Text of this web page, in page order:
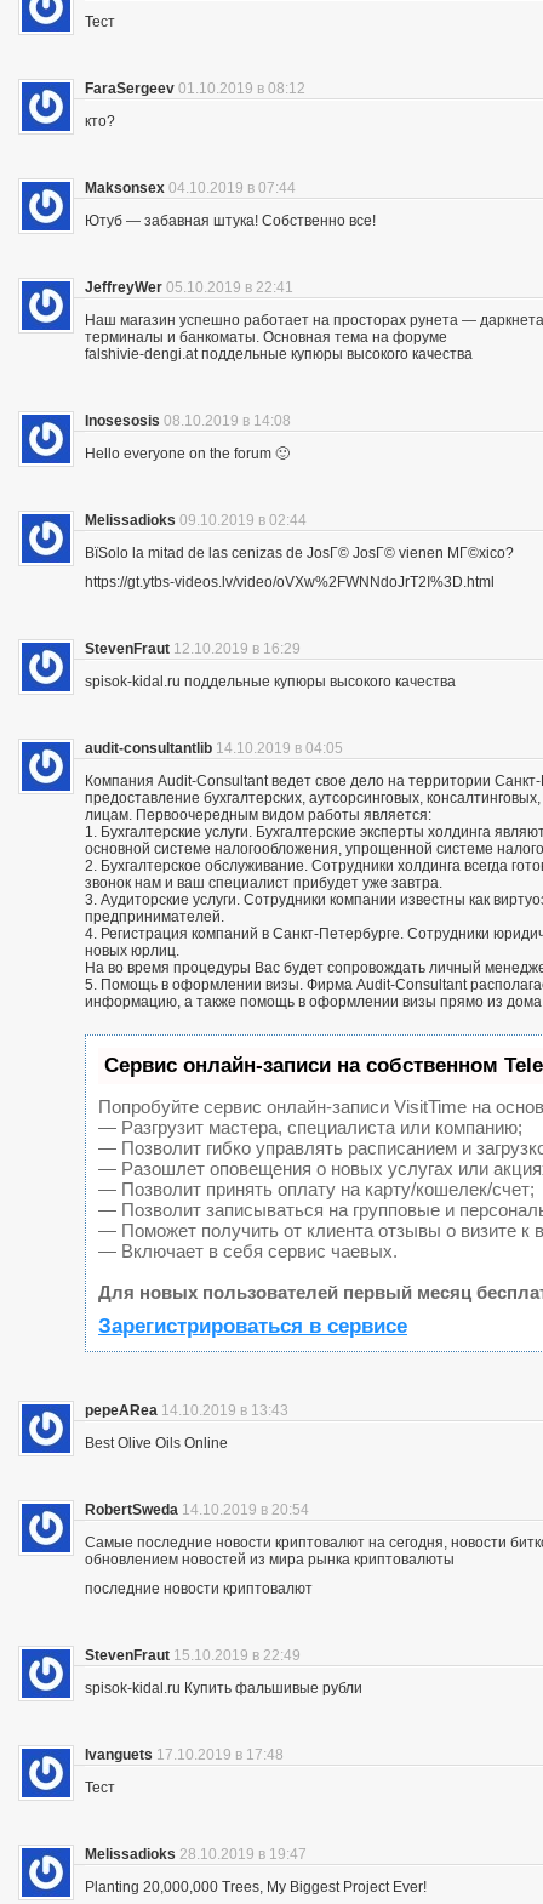
Тест
FaraSergeev 01.10.2019 в 08:12
кто?
Maksonsex 04.10.2019 в 07:44
Ютуб — забавная штука! Собственно все!
JeffreyWer 05.10.2019 в 22:41
Наш магазин успешно работает на просторах рунета —
терминалы и банкоматы. Основная тема на форуме
falshivie-dengi.at поддельные купюры высокого качества
Inosesosis 08.10.2019 в 14:08
Hello everyone on the forum 🙂
Melissadioks 09.10.2019 в 02:44
ВїSolo la mitad de las cenizas de JosГ© JosГ© vienen MГ©xico?
https://gt.ytbs-videos.lv/video/oVXw%2FWNNdoJrT2I%3D.html
StevenFraut 12.10.2019 в 16:29
spisok-kidal.ru поддельные купюры высокого качества
audit-consultantlib 14.10.2019 в 04:05
Компания Audit-Consultant ведет свое дело на территории
предоставление бухгалтерских, аутсорсинговых,
лицам. Первоочередным видом работы является:
1. Бухгалтерские услуги. Бухгалтерские эксперты холдинга
основной системе налогообложения, упрощенной системе
2. Бухгалтерское обслуживание. Сотрудники холдинга всегда
звонок нам и ваш специалист прибудет уже завтра.
3. Аудиторские услуги. Сотрудники компании известны как
предпринимателей.
4. Регистрация компаний в Санкт-Петербурге. Сотрудники
новых юрлиц.
На во время процедуры Вас будет сопровождать личный
5. Помощь в оформлении визы. Фирма Audit-Consultant
информацию, а также помощь в оформлении визы прямо из
Сервис онлайн-записи на собственном
Попробуйте сервис онлайн-записи VisitTime на
— Разгрузит мастера, специалиста или компанию;
— Позволит гибко управлять расписанием и
— Разошлет оповещения о новых услугах или
— Позволит принять оплату на карту/кошелек/счет;
— Позволит записываться на групповые и
— Поможет получить от клиента отзывы о визите к
— Включает в себя сервис чаевых.
Для новых пользователей первый месяц
Зарегистрироваться в сервисе
pepeARea 14.10.2019 в 13:43
Best Olive Oils Online
RobertSweda 14.10.2019 в 20:54
Самые последние новости криптовалют на сегодня, новости
обновлением новостей из мира рынка криптовалюты
последние новости криптовалют
StevenFraut 15.10.2019 в 22:49
spisok-kidal.ru Купить фальшивые рубли
Ivanguets 17.10.2019 в 17:48
Тест
Melissadioks 28.10.2019 в 19:47
Planting 20,000,000 Trees, My Biggest Project Ever!